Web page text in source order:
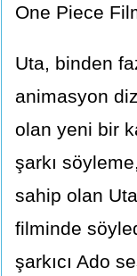
One Piece
Uta, binden
animasyon
olan yeni bir
şarkı
sahip olan
filminde
şarkıcı Ado